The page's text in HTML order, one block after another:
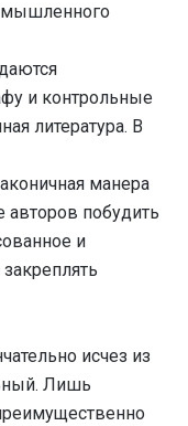
и контрольные
литература. В
манера
авторов побудить
и
исчез из
Лишь